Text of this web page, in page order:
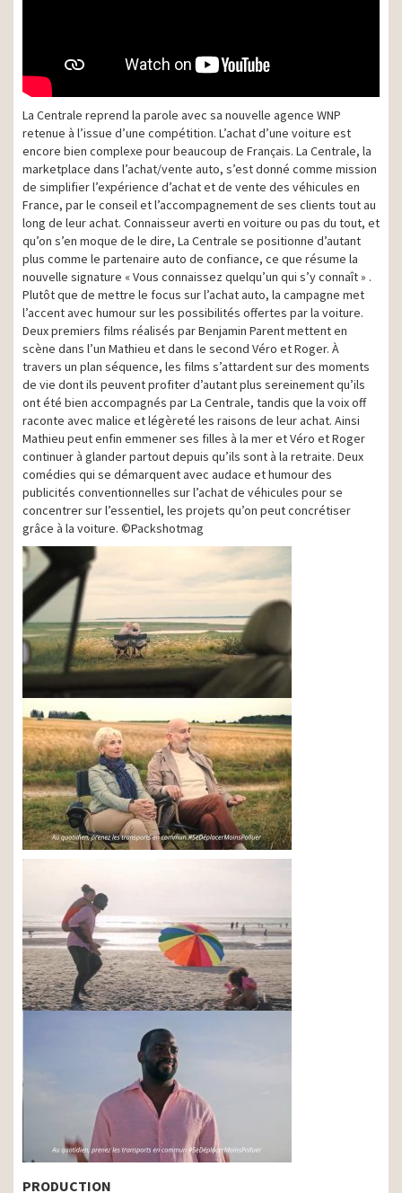
La Centrale reprend la parole avec sa nouvelle agence WNP
retenue à l’issue d’une compétition. L’achat d’une voiture est
encore bien complexe pour beaucoup de Français. La Centrale, la
marketplace dans l’achat/vente auto, s’est donné comme mission
de simplifier l’expérience d’achat et de vente des véhicules en
France, par le conseil et l’accompagnement de ses clients tout au
long de leur achat. Connaisseur averti en voiture ou pas du tout, et
qu’on s’en moque de le dire, La Centrale se positionne d’autant
plus comme le partenaire auto de confiance, ce que résume la
nouvelle signature « Vous connaissez quelqu’un qui s’y connaît » .
Plutôt que de mettre le focus sur l’achat auto, la campagne met
l’accent avec humour sur les possibilités offertes par la voiture.
Deux premiers films réalisés par Benjamin Parent mettent en
scène dans l’un Mathieu et dans le second Véro et Roger. À
travers un plan séquence, les films s’attardent sur des moments
de vie dont ils peuvent profiter d’autant plus sereinement qu’ils
ont été bien accompagnés par La Centrale, tandis que la voix off
raconte avec malice et légèreté les raisons de leur achat. Ainsi
Mathieu peut enfin emmener ses filles à la mer et Véro et Roger
continuer à glander partout depuis qu’ils sont à la retraite. Deux
comédies qui se démarquent avec audace et humour des
publicités conventionnelles sur l’achat de véhicules pour se
concentrer sur l’essentiel, les projets qu’on peut concrétiser
grâce à la voiture. ©Packshotmag
PRODUCTION